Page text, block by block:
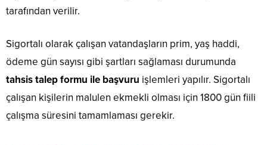
tarafından verilir.
Sigortalı olarak çalışan vatandaşların prim, yaş haddi,
ödeme gün sayısı gibi şartları sağlaması durumunda
tahsis talep formu ile başvuru işlemleri yapılır. Sigortalı
çalışan kişilerin malulen ekmekli olması için 1800 gün fiili
çalışma süresini tamamlaması gerekir.